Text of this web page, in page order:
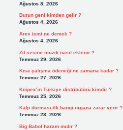
Ağustos 8, 2026
Burun geni kimden gelir ?
Ağustos 4, 2026
Arev ismi ne demek ?
Ağustos 4, 2026
Zil sesine müzik nasıl eklenir ?
Temmuz 29, 2026
Kısa çalışma ödeneği ne zamana kadar ?
Temmuz 27, 2026
Knipex’in Türkiye distribütörü kimdir ?
Temmuz 25, 2026
Kalp durması ilk hangi organa zarar verir ?
Temmuz 23, 2026
Big Babol haram mıdır ?